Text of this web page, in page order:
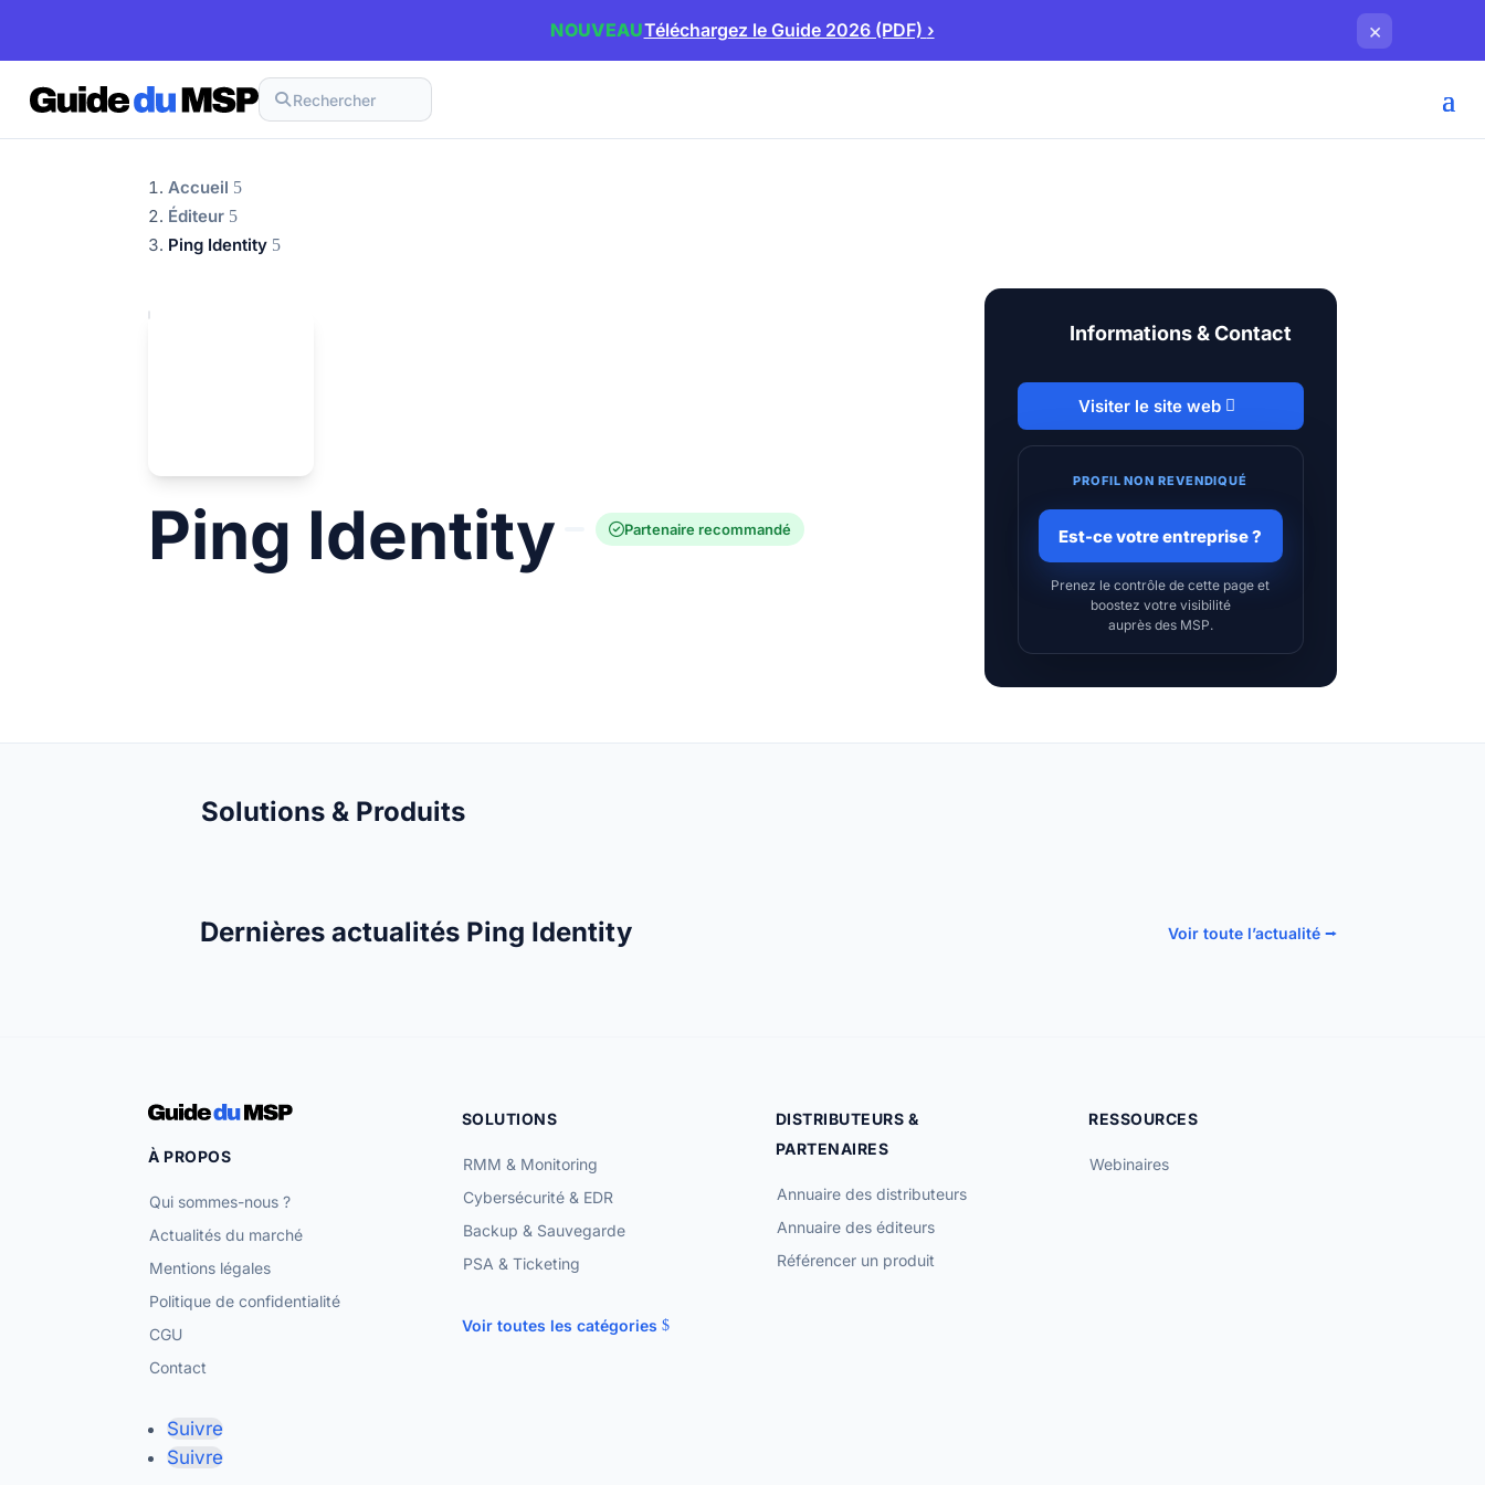
NOUVEAUTéléchargez le Guide 2026 (PDF) › ×
Rechercher
Accueil
Éditeur
Ping Identity
Ping Identity Partenaire recommandé
Informations & Contact
Visiter le site web
PROFIL NON REVENDIQUÉ
Est-ce votre entreprise ?
Prenez le contrôle de cette page et
boostez votre visibilité
auprès des MSP.
Solutions & Produits
Dernières actualités Ping Identity Voir toute l’actualité ⭢
À PROPOS
Qui sommes-nous ?
Actualités du marché
Mentions légales
Politique de confidentialité
CGU
Contact
Suivre
Suivre
SOLUTIONS
RMM & Monitoring
Cybersécurité & EDR
Backup & Sauvegarde
PSA & Ticketing
Voir toutes les catégories
DISTRIBUTEURS &
PARTENAIRES
Annuaire des distributeurs
Annuaire des éditeurs
Référencer un produit
RESSOURCES
Webinaires